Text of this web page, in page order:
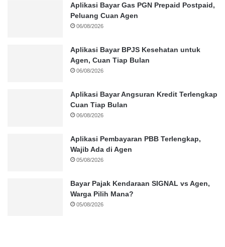
Aplikasi Bayar Gas PGN Prepaid Postpaid,
Peluang Cuan Agen
06/08/2026
Aplikasi Bayar BPJS Kesehatan untuk
Agen, Cuan Tiap Bulan
06/08/2026
Aplikasi Bayar Angsuran Kredit Terlengkap
Cuan Tiap Bulan
06/08/2026
Aplikasi Pembayaran PBB Terlengkap,
Wajib Ada di Agen
05/08/2026
Bayar Pajak Kendaraan SIGNAL vs Agen,
Warga Pilih Mana?
05/08/2026